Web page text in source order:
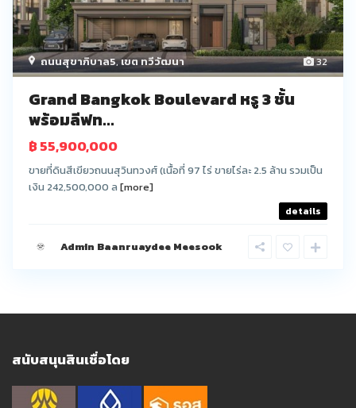
32
ถนนสุขาภิบาล5,เขต ทวีวัฒนา
Grand Bangkok Boulevard หรู 3 ชั้น
พร้อมลีฟท...
฿ 55,900,000
ขายที่ดินสีเขียวถนนสุวินทวงศ์ (เนื้อที่ 97 ไร่ ขายไร่ละ 2.5 ล้าน รวมเป็น
เงิน 242,500,000 ล [more]
details
Admin Baanruaydee Meesook
สนับสนุนสินเชื่อโดย